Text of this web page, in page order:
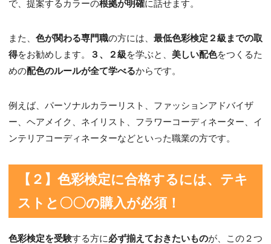
で、提案するカラーの根拠が明確に話せます。
また、 色が関わる専門職の方には、 最低色彩検定２級までの取
得をお勧めします。 ３、２級を学ぶと、 美しい配色をつくるた
めの配色のルールが全て学べるからです。
例えば、パーソナルカラーリスト、ファッションアドバイザ
ー、ヘアメイク、ネイリスト、フラワーコーディネーター、イ
ンテリアコーディネーターなどといった職業の方です。
【２】色彩検定に合格するには、テキ
ストと〇〇の購入が必須！
色彩検定を受験する方に必ず揃えておきたいものが、この２つ